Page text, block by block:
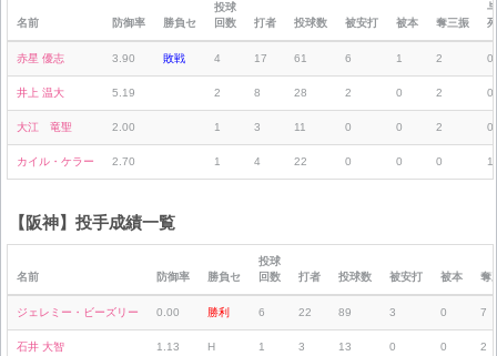
名前 防御率 勝負セ
投球
回数
打者 投球数 被安打 被本 奪三振
赤星 優志 3.90 敗戦 4 17 61 6 1 2 0
井上 温大 5.19 2 8 28 2 0 2 0
大江 竜聖 2.00 1 3 11 0 0 2 0
カイル・ケラー 2.70 1 4 22 0 0 0 1
【阪神】投手成績一覧
名前 防御率 勝負セ
投球
回数
打者 投球数 被安打 被本 奪
ジェレミー・ビーズリー 0.00 勝利 6 22 89 3 0 7
石井 大智 1.13 H 1 3 13 0 0 2